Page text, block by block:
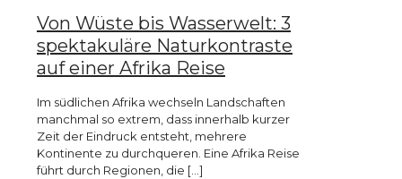
Von Wüste bis Wasserwelt: 3
spektakuläre Naturkontraste
auf einer Afrika Reise
Im südlichen Afrika wechseln Landschaften
manchmal so extrem, dass innerhalb kurzer
Zeit der Eindruck entsteht, mehrere
Kontinente zu durchqueren. Eine Afrika Reise
führt durch Regionen, die […]